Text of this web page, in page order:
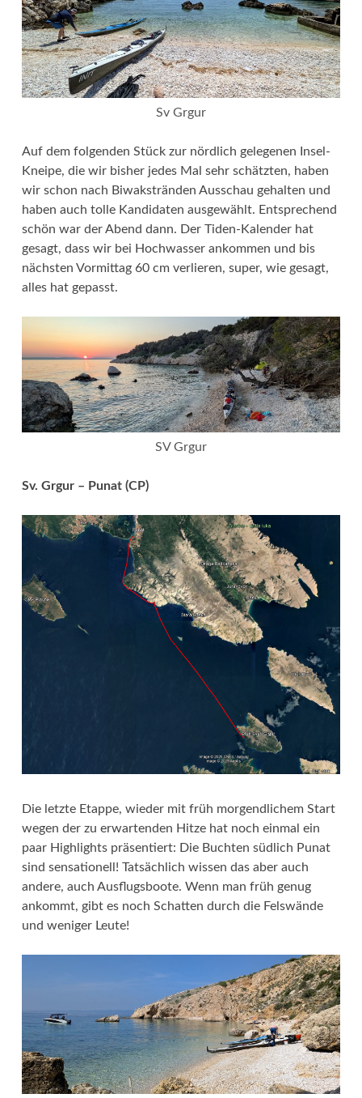
Sv Grgur
Auf dem folgenden Stück zur nördlich gelegenen Insel-
Kneipe, die wir bisher jedes Mal sehr schätzten, haben
wir schon nach Biwakstränden Ausschau gehalten und
haben auch tolle Kandidaten ausgewählt. Entsprechend
schön war der Abend dann. Der Tiden-Kalender hat
gesagt, dass wir bei Hochwasser ankommen und bis
nächsten Vormittag 60 cm verlieren, super, wie gesagt,
alles hat gepasst.
SV Grgur
Sv. Grgur – Punat (CP)
Die letzte Etappe, wieder mit früh morgendlichem Start
wegen der zu erwartenden Hitze hat noch einmal ein
paar Highlights präsentiert: Die Buchten südlich Punat
sind sensationell! Tatsächlich wissen das aber auch
andere, auch Ausflugsboote. Wenn man früh genug
ankommt, gibt es noch Schatten durch die Felswände
und weniger Leute!